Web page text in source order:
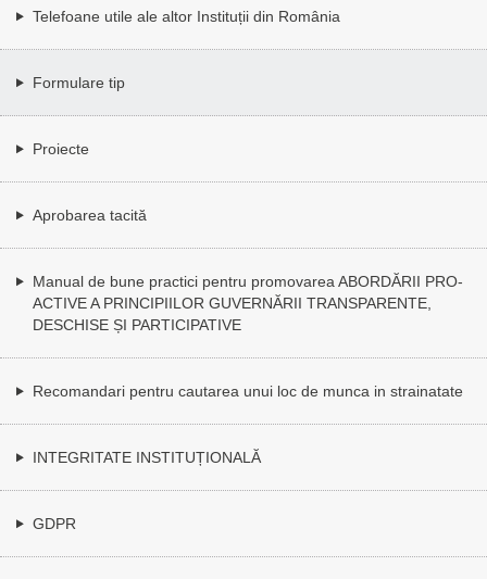
Telefoane utile ale altor Instituții din România
Formulare tip
Proiecte
Aprobarea tacită
Manual de bune practici pentru promovarea ABORDĂRII PRO-
ACTIVE A PRINCIPIILOR GUVERNĂRII TRANSPARENTE,
DESCHISE ȘI PARTICIPATIVE
Recomandari pentru cautarea unui loc de munca in strainatate
INTEGRITATE INSTITUȚIONALĂ
GDPR